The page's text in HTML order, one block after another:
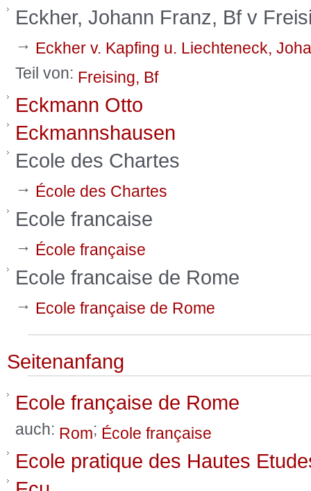
Eckher, Johann Franz, Bf v
→ Eckher v. Kapfing u. Liechteneck,
Teil von: Freising, Bf
Eckmann Otto
Eckmannshausen
Ecole des Chartes
→ École des Chartes
Ecole francaise
→ École française
Ecole francaise de Rome
→ Ecole française de Rome
Seitenanfang
Ecole française de Rome
auch: Rom; École française
Ecole pratique des Hautes